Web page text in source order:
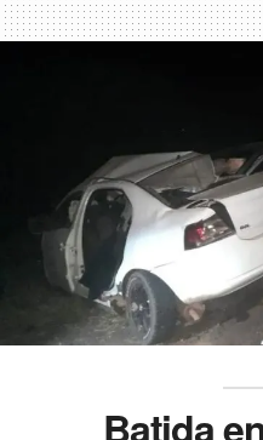
Batida